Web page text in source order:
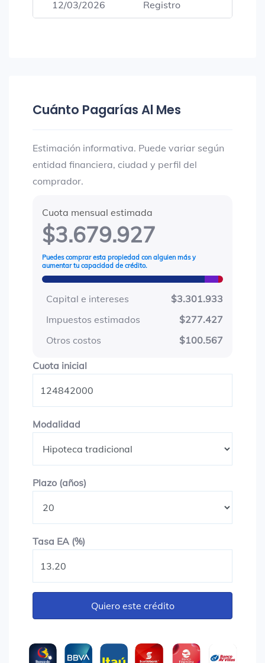
12/03/2026 Registro
Cuánto Pagarías Al Mes
Estimación informativa. Puede variar según
entidad financiera, ciudad y perfil del
comprador.
Cuota mensual estimada
$3.679.927
Puedes comprar esta propiedad con alguien más y
aumentar tu capacidad de crédito.
Capital e intereses
$3.301.933
Impuestos estimados
$277.427
Otros costos
$100.567
Cuota inicialCuota inicial
Modalidad
Plazo (años)
Tasa EA (%)
Quiero este crédito